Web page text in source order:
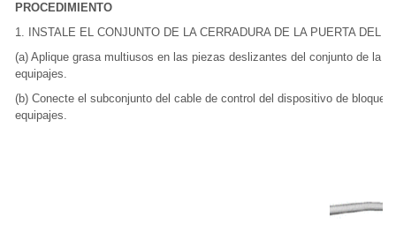
PROCEDIMIENTO
1. INSTALE EL CONJUNTO DE LA CERRADURA DE LA PUERTA DEL
(a) Aplique grasa multiusos en las piezas deslizantes del conjunto de la
equipajes.
(b) Conecte el subconjunto del cable de control del dispositivo de
equipajes.